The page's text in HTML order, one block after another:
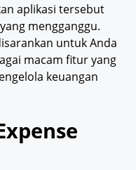
aplikasi tersebut
mengganggu.
untuk Anda
macam fitur yang
keuangan